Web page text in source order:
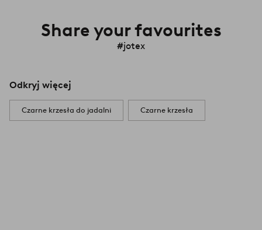
Share your favourites
#jotex
Odkryj więcej
Czarne krzesła do jadalni Czarne krzesła